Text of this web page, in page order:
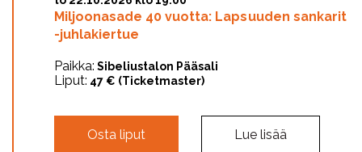
Miljoonasade 40 vuotta: Lapsuuden sankarit
-juhlakiertue
Paikka: Sibeliustalon Pääsali
Liput: 47 € (Ticketmaster)
Osta liput Lue lisää